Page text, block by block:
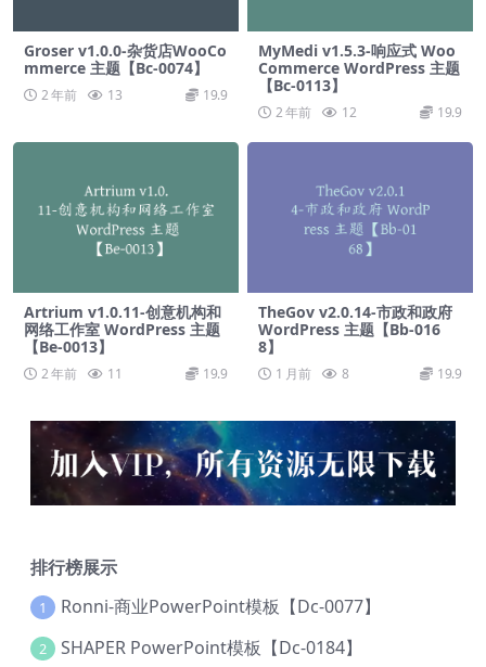
Groser v1.0.0-杂货店WooCo
mmerce 主题【Bc-0074】
2 年前 13 19.9
MyMedi v1.5.3-响应式 Woo
Commerce WordPress 主题
【Bc-0113】
2 年前 12 19.9
Artrium v1.0.11-创意机构和
网络工作室 WordPress 主题
【Be-0013】
2 年前 11 19.9
TheGov v2.0.14-市政和政府
WordPress 主题【Bb-016
8】
1 月前 8 19.9
排行榜展示
1 Ronni-商业PowerPoint模板【Dc-0077】
2 SHAPER PowerPoint模板【Dc-0184】